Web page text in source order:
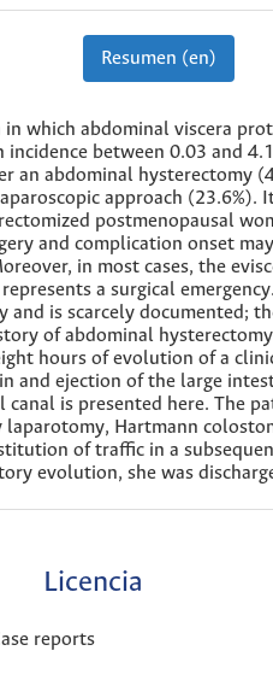
Resumen (en)
in which abdominal viscera
between 0.03 and
an abdominal hysterectomy
approach (23.6%).
postmenopausal
and complication onset
in most cases, the
a surgical
and is scarcely documented;
of abdominal
hours of evolution of a
and ejection of the large
is presented here. The
Hartmann
of traffic in a
evolution, she was
Licencia
reports